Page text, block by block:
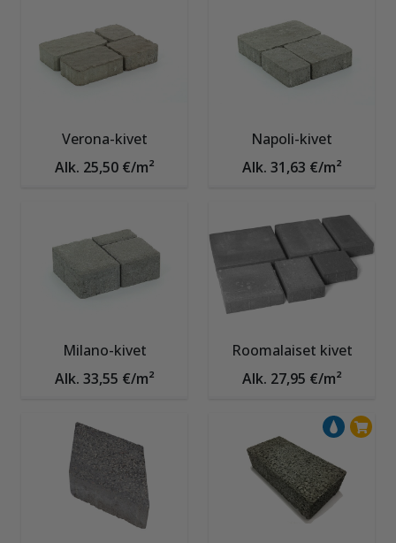
Verona-kivet
Alk. 25,50 €/m²
Napoli-kivet
Alk. 31,63 €/m²
Milano-kivet
Alk. 33,55 €/m²
Roomalaiset kivet
Alk. 27,95 €/m²